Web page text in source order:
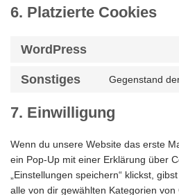
6. Platzierte Cookies
WordPress
Sonstiges Gegenstand
7. Einwilligung
Wenn du unsere Website das erste
ein Pop-Up mit einer Erklärung über
„Einstellungen speichern“ klickst,
alle von dir gewählten Kategorien